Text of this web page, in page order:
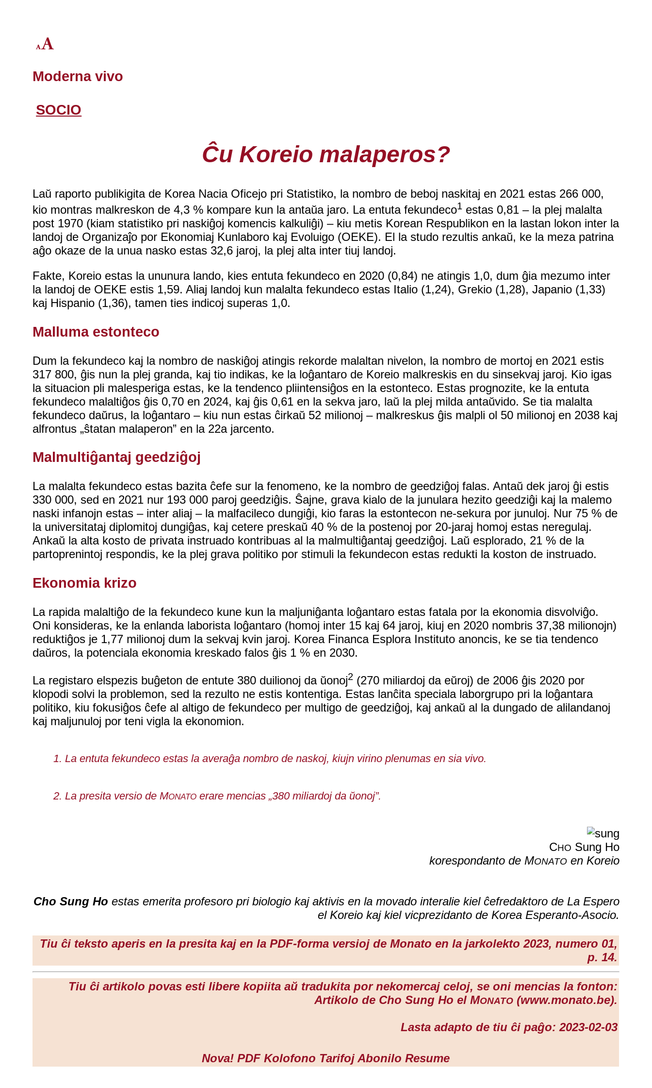
Moderna vivo
SOCIO
Ĉu Koreio malaperos?
Laŭ raporto publikigita de Korea Nacia Oficejo pri Statistiko, la nombro de beboj naskitaj en 2021 estas 266 000,
kio montras malkreskon de 4,3 % kompare kun la antaŭa jaro. La entuta fekundeco1 estas 0,81 – la plej malalta
post 1970 (kiam statistiko pri naskiĝoj komencis kalkuliĝi) – kiu metis Korean Respublikon en la lastan lokon inter la
landoj de Organizaĵo por Ekonomiaj Kunlaboro kaj Evoluigo (OEKE). El la studo rezultis ankaŭ, ke la meza patrina
aĝo okaze de la unua nasko estas 32,6 jaroj, la plej alta inter tiuj landoj.
Fakte, Koreio estas la ununura lando, kies entuta fekundeco en 2020 (0,84) ne atingis 1,0, dum ĝia mezumo inter
la landoj de OEKE estis 1,59. Aliaj landoj kun malalta fekundeco estas Italio (1,24), Grekio (1,28), Japanio (1,33)
kaj Hispanio (1,36), tamen ties indicoj superas 1,0.
Malluma estonteco
Dum la fekundeco kaj la nombro de naskiĝoj atingis rekorde malaltan nivelon, la nombro de mortoj en 2021 estis
317 800, ĝis nun la plej granda, kaj tio indikas, ke la loĝantaro de Koreio malkreskis en du sinsekvaj jaroj. Kio igas
la situacion pli malesperiga estas, ke la tendenco pliintensiĝos en la estonteco. Estas prognozite, ke la entuta
fekundeco malaltiĝos ĝis 0,70 en 2024, kaj ĝis 0,61 en la sekva jaro, laŭ la plej milda antaŭvido. Se tia malalta
fekundeco daŭrus, la loĝantaro – kiu nun estas ĉirkaŭ 52 milionoj – malkreskus ĝis malpli ol 50 milionoj en 2038 kaj
alfrontus „ŝtatan malaperon” en la 22a jarcento.
Malmultiĝantaj geedziĝoj
La malalta fekundeco estas bazita ĉefe sur la fenomeno, ke la nombro de geedziĝoj falas. Antaŭ dek jaroj ĝi estis
330 000, sed en 2021 nur 193 000 paroj geedziĝis. Ŝajne, grava kialo de la junulara hezito geedziĝi kaj la malemo
naski infanojn estas – inter aliaj – la malfacileco dungiĝi, kio faras la estontecon ne-sekura por junuloj. Nur 75 % de
la universitataj diplomitoj dungiĝas, kaj cetere preskaŭ 40 % de la postenoj por 20-jaraj homoj estas neregulaj.
Ankaŭ la alta kosto de privata instruado kontribuas al la malmultiĝantaj geedziĝoj. Laŭ esplorado, 21 % de la
partoprenintoj respondis, ke la plej grava politiko por stimuli la fekundecon estas redukti la koston de instruado.
Ekonomia krizo
La rapida malaltiĝo de la fekundeco kune kun la maljuniĝanta loĝantaro estas fatala por la ekonomia disvolviĝo.
Oni konsideras, ke la enlanda laborista loĝantaro (homoj inter 15 kaj 64 jaroj, kiuj en 2020 nombris 37,38 milionojn)
reduktiĝos je 1,77 milionoj dum la sekvaj kvin jaroj. Korea Financa Esplora Instituto anoncis, ke se tia tendenco
daŭros, la potenciala ekonomia kreskado falos ĝis 1 % en 2030.
La registaro elspezis buĝeton de entute 380 duilionoj da ŭonoj2 (270 miliardoj da eŭroj) de 2006 ĝis 2020 por
klopodi solvi la problemon, sed la rezulto ne estis kontentiga. Estas lanĉita speciala laborgrupo pri la loĝantara
politiko, kiu fokusiĝos ĉefe al altigo de fekundeco per multigo de geedziĝoj, kaj ankaŭ al la dungado de alilandanoj
kaj maljunuloj por teni vigla la ekonomion.
1. La entuta fekundeco estas la averaĝa nombro de naskoj, kiujn virino plenumas en sia vivo.
2. La presita versio de MONATO erare mencias „380 miliardoj da ŭonoj”.
CHO Sung Ho
korespondanto de MONATOen Koreio
Cho Sung Ho estas emerita profesoro pri biologio kaj aktivis en la movado interalie kiel ĉefredaktoro de La Espero
el Koreio kaj kiel vicprezidanto de Korea Esperanto-Asocio.
Tiu ĉi teksto aperis en la presita kaj en la PDF-forma versioj de Monato en lajarkolekto 2023, numero 01,
p. 14.
Tiu ĉi artikolo povas esti libere kopiita aŭ tradukita por nekomercaj celoj, se oni mencias la fonton:
Artikolo de Cho Sung Ho el MONATO (www.monato.be).
Lasta adapto de tiu ĉi paĝo: 2023-02-03
Nova! PDF Kolofono Tarifoj Abonilo Resume